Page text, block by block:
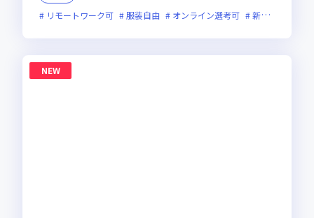
リモートワーク可
服装自由 オンライン選考可 新技術に積極的
NEW